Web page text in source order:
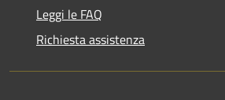
Leggi le FAQ
Richiesta assistenza